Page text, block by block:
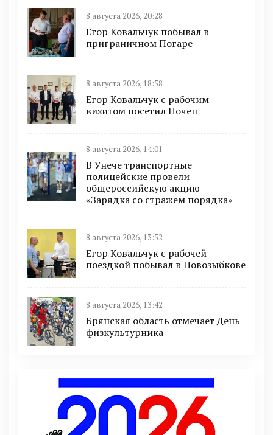
8 августа 2026, 20:28
Егор Ковальчук побывал в
приграничном Погаре
8 августа 2026, 18:58
Егор Ковальчук с рабочим
визитом посетил Почеп
8 августа 2026, 14:01
В Унече транспортные
полицейские провели
общероссийскую акцию
«Зарядка со стражем порядка»
8 августа 2026, 13:52
Егор Ковальчук с рабочей
поездкой побывал в Новозыбкове
8 августа 2026, 13:42
Брянская область отмечает День
физкультурника